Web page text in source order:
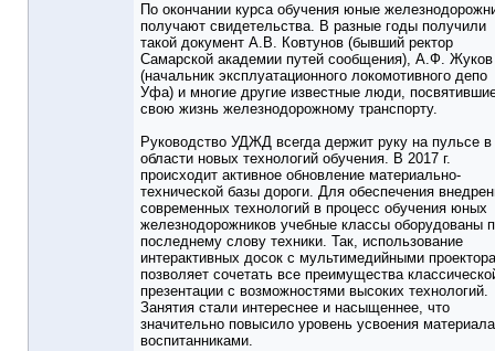
По окончании курса обучения юные
получают свидетельства. В разные годы получили
такой документ А.В. Ковтунов (бывший ректор
Самарской академии путей сообщения), А.Ф. Жуков
(начальник эксплуатационного локомотивного депо
Уфа) и многие другие известные люди,
свою жизнь железнодорожному транспорту.
Руководство УДЖД всегда держит руку на пульсе в
области новых технологий обучения. В 2017 г.
происходит активное обновление материально-
технической базы дороги. Для обеспечения
современных технологий в процесс обучения юных
железнодорожников учебные классы оборудованы
последнему слову техники. Так, использование
интерактивных досок с мультимедийными
позволяет сочетать все преимущества
презентации с возможностями высоких технологий.
Занятия стали интереснее и насыщеннее, что
значительно повысило уровень усвоения материала
воспитанниками.